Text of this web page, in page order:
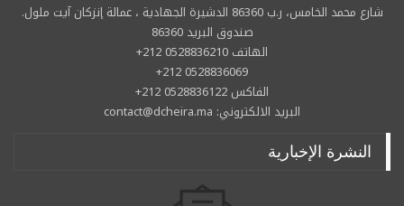
شارع محمد الخامس، ر.ب 86360 الدشيرة الجهادية ، عمالة إنزكان آيت ملول.
صندوق البريد 86360
الهاتف 0528836210 212+
0528836069 212+
الفاكس 0528836122 212+
البريد الالكتروني: contact@dcheira.ma
النشرة الإخبارية